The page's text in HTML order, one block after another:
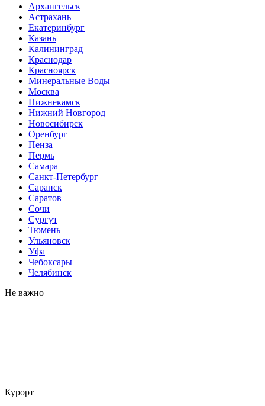
Архангельск
Астрахань
Екатеринбург
Казань
Калининград
Краснодар
Красноярск
Минеральные Воды
Москва
Нижнекамск
Нижний Новгород
Новосибирск
Оренбург
Пенза
Пермь
Самара
Санкт-Петербург
Саранск
Саратов
Сочи
Сургут
Тюмень
Ульяновск
Уфа
Чебоксары
Челябинск
Не важно
Курорт